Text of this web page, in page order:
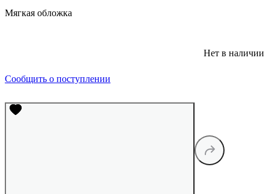
Мягкая обложка
Нет в наличии
Сообщить о поступлении